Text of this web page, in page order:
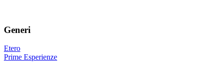
Generi
Etero
Prime Esperienze